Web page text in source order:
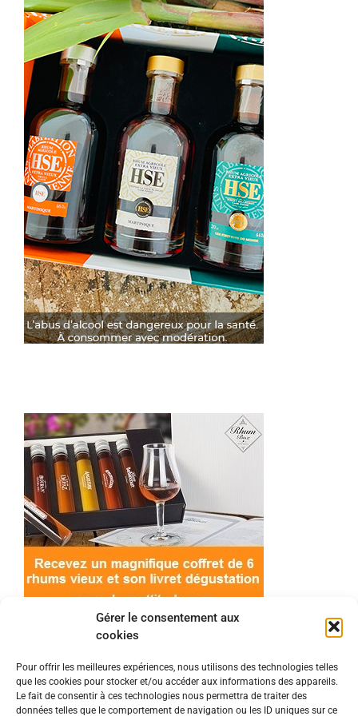
Gérer le consentement aux
cookies
Pour offrir les meilleures expériences, nous utilisons des technologies telles
que les cookies pour stocker et/ou accéder aux informations des appareils.
Le fait de consentir à ces technologies nous permettra de traiter des
données telles que le comportement de navigation ou les ID uniques sur ce
© 2022 Meilleur-rhum.net - Tous droits réservés
Mentions légales-Politique de cookies